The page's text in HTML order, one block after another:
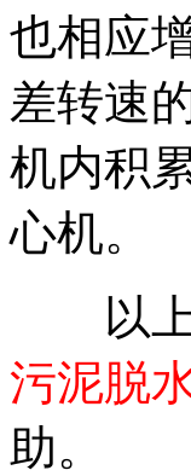
也相应
差转速
机内积
心机。
以上
污泥脱
助。